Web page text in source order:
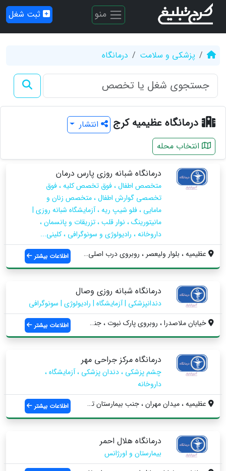
منو ثبت شغل
پزشکی و سلامت درمانگاه
درمانگاه عظیمیه کرج
انتشار
انتخاب محله
درمانگاه شبانه روزی پارس درمان
متخصص اطفال ، فوق تخصص کلیه ، فوق
تخصصی گوارش اطفال ، متخصص زنان و
مامایی ، فلو شیپ ریه ، آزمایشگاه شبانه روزی |
مانیتورینگ ، نوار قلب ، تزریقات و پانسمان ،
داروخانه ، رادیولوژی و سونوگرافی ، کلینی...
عظیمیه ، بلوار ولیعصر ، روبروی درب اصلی ...
اطلاعات بیشتر
درمانگاه شبانه روزی وصال
دندانپزشکی | آزمایشگاه | رادیولوژی | سونوگرافی
خیابان ملاصدرا ، روبروی پارک نبوت ، جنب ...
اطلاعات بیشتر
درمانگاه مرکز جراحی مهر
چشم پزشکی ، دندان پزشکی ، آزمایشگاه ،
داروخانه
عظیمیه ، میدان مهران ، جنب بیمارستان تخت...
اطلاعات بیشتر
درمانگاه هلال احمر
بیمارستان و اورژانس